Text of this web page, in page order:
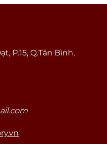
P.15, Q.Tân Bình,